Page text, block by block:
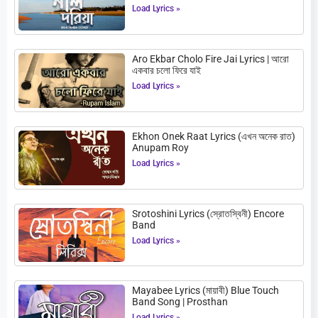
Load Lyrics »
Aro Ekbar Cholo Fire Jai Lyrics | আরো
একবার চলো ফিরে যাই
Load Lyrics »
Ekhon Onek Raat Lyrics (এখন অনেক রাত)
Anupam Roy
Load Lyrics »
Srotoshini Lyrics (স্রোতস্বিনী) Encore
Band
Load Lyrics »
Mayabee Lyrics (মায়াবী) Blue Touch
Band Song | Prosthan